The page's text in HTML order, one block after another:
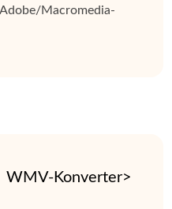
Macromedia-
WMV-Konverter>